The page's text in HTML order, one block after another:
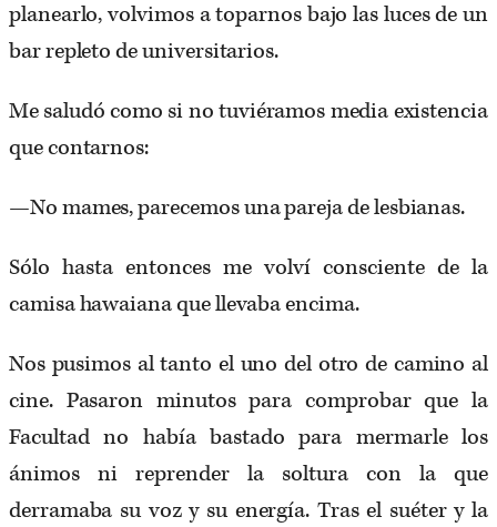
planearlo, volvimos a toparnos bajo las luces de un
bar repleto de universitarios.
Me saludó como si no tuviéramos media existencia
que contarnos:
—No mames, parecemos una pareja de lesbianas.
Sólo hasta entonces me volví consciente de la
camisa hawaiana que llevaba encima.
Nos pusimos al tanto el uno del otro de camino al
cine. Pasaron minutos para comprobar que la
Facultad no había bastado para mermarle los
ánimos ni reprender la soltura con la que
derramaba su voz y su energía. Tras el suéter y la